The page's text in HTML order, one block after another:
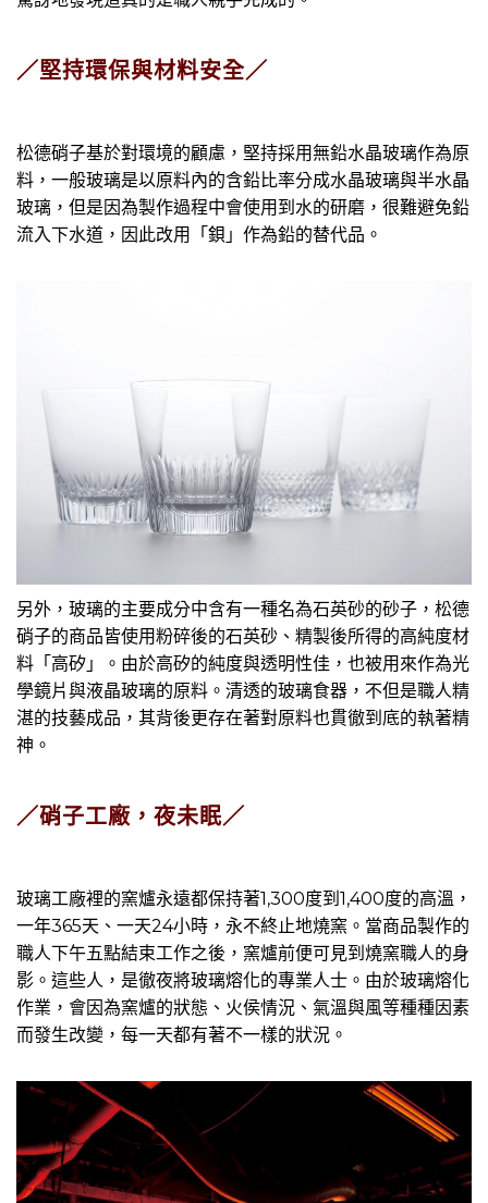
／堅持環保與材料安全／
松德硝子基於對環境的顧慮，堅持採用無鉛水晶玻璃作為原
料，一般玻璃是以原料內的含鉛比率分成水晶玻璃與半水晶
玻璃，但是因為製作過程中會使用到水的研磨，很難避免鉛
流入下水道，因此改用「鋇」作為鉛的替代品。
另外，玻璃的主要成分中含有一種名為石英砂的砂子，松德
硝子的商品皆使用粉碎後的石英砂、精製後所得的高純度材
料「高矽」。由於高矽的純度與透明性佳，也被用來作為光
學鏡片與液晶玻璃的原料。清透的玻璃食器，不但是職人精
湛的技藝成品，其背後更存在著對原料也貫徹到底的執著精
神。
／硝子工廠，夜未眠／
玻璃工廠裡的窯爐永遠都保持著1,300度到1,400度的高溫，
一年365天、一天24小時，永不終止地燒窯。當商品製作的
職人下午五點結束工作之後，窯爐前便可見到燒窯職人的身
影。這些人，是徹夜將玻璃熔化的專業人士。由於玻璃熔化
作業，會因為窯爐的狀態、火侯情況、氣溫與風等種種因素
而發生改變，每一天都有著不一樣的狀況。